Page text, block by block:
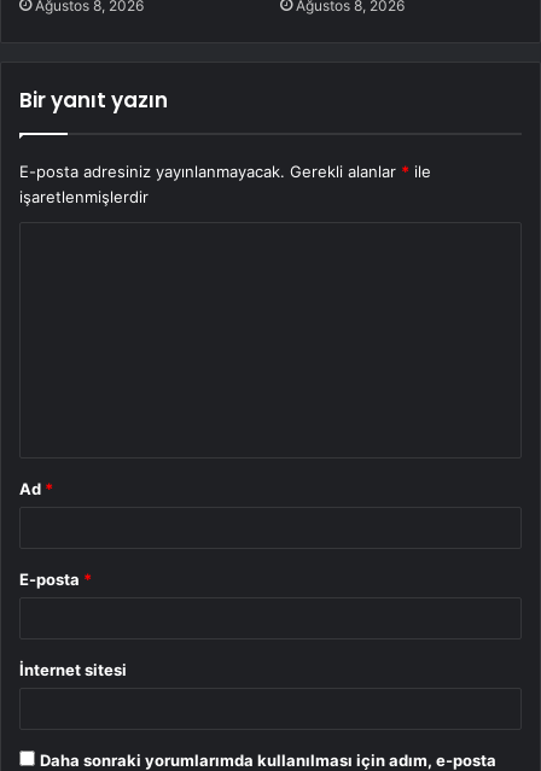
Ağustos 8, 2026 Ağustos 8, 2026
Bir yanıt yazın
E-posta adresiniz yayınlanmayacak. Gerekli alanlar * ile
işaretlenmişlerdir
Ad *
E-posta *
İnternet sitesi
Daha sonraki yorumlarımda kullanılması için adım, e-posta